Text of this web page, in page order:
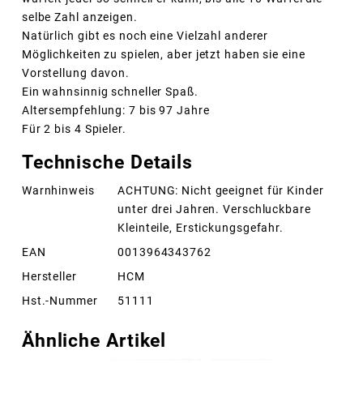
selbe Zahl anzeigen.
Natürlich gibt es noch eine Vielzahl anderer
Möglichkeiten zu spielen, aber jetzt haben sie eine
Vorstellung davon.
Ein wahnsinnig schneller Spaß.
Altersempfehlung: 7 bis 97 Jahre
Für 2 bis 4 Spieler.
Technische Details
Warnhinweis
ACHTUNG: Nicht geeignet für Kinder
unter drei Jahren. Verschluckbare
Kleinteile, Erstickungsgefahr.
EAN
0013964343762
Hersteller
HCM
Hst.-Nummer
51111
Ähnliche Artikel